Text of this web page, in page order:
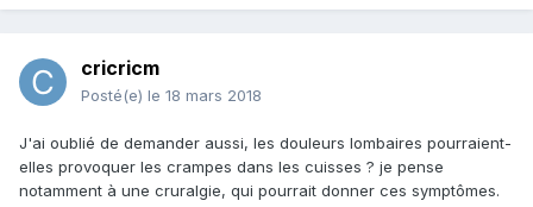
cricricm
Posté(e) le 18 mars 2018
J'ai oublié de demander aussi, les douleurs lombaires pourraient-
elles provoquer les crampes dans les cuisses ? je pense
notamment à une cruralgie, qui pourrait donner ces symptômes.